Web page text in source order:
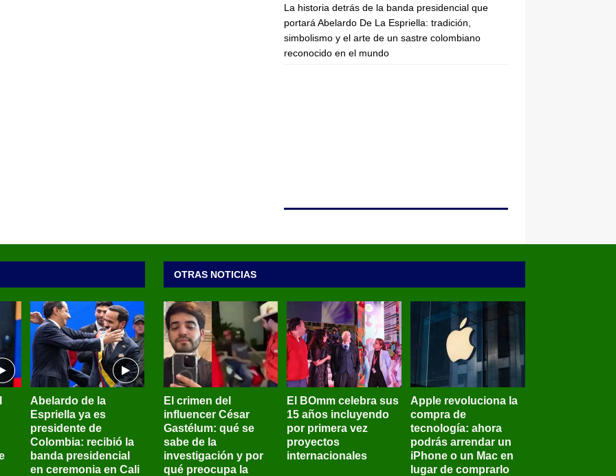
La historia detrás de la banda presidencial que
portará Abelardo De La Espriella: tradición,
simbolismo y el arte de un sastre colombiano
reconocido en el mundo
Abelardo de la
Espriella ya es
presidente de
Colombia: recibió la
banda presidencial
en ceremonia en Cali
OTRAS NOTICIAS
El crimen del
influencer César
Gastélum: qué se
sabe de la
investigación y por
qué preocupa la
El BOmm celebra sus
15 años incluyendo
por primera vez
proyectos
internacionales
Apple revoluciona la
compra de
tecnología: ahora
podrás arrendar un
iPhone o un Mac en
lugar de comprarlo